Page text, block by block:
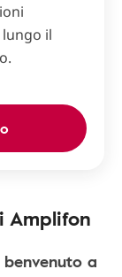
il
Amplifon
a